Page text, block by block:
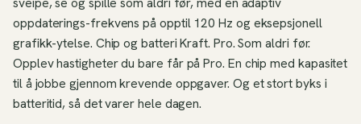
oppdaterings-frekvens på opptil 120 Hz og eksepsjonell
grafikk-ytelse. Chip og batteri Kraft. Pro. Som aldri før.
Opplev hastigheter du bare får på Pro. En chip med kapasitet
til å jobbe gjennom krevende oppgaver. Og et stort byks i
batteritid, så det varer hele dagen.